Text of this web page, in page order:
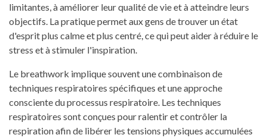
limitantes, à améliorer leur qualité de vie et à atteindre leurs
objectifs. La pratique permet aux gens de trouver un état
d'esprit plus calme et plus centré, ce qui peut aider à réduire le
stress et à stimuler l'inspiration.
Le breathwork implique souvent une combinaison de
techniques respiratoires spécifiques et une approche
consciente du processus respiratoire. Les techniques
respiratoires sont conçues pour ralentir et contrôler la
respiration afin de libérer les tensions physiques accumulées